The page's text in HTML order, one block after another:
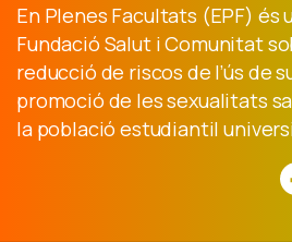
En Plenes Facultats (EPF) és
Fundació Salut i Comunitat
reducció de riscos de l’ús de
promoció de les sexualitats
la població estudiantil